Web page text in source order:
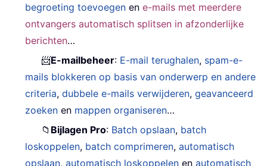
begroeting toevoegen ene-mails met meerdere
ontvangers automatisch splitsen in afzonderlijke
berichten…
📨E-mailbeheer: E-mail terughalen, spam-e-
mails blokkeren op basis van onderwerp en andere
criteria,dubbele e-mails verwijderen,geavanceerd
zoeken en mappen organiseren…
📁 Bijlagen Pro: Batch opslaan, batch
loskoppelen, batch comprimeren,automatisch
opslaan,automatisch loskoppelen enautomatisch